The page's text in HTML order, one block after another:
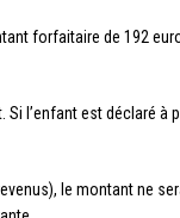
forfaitaire de 192
l’enfant est déclaré à
le montant ne